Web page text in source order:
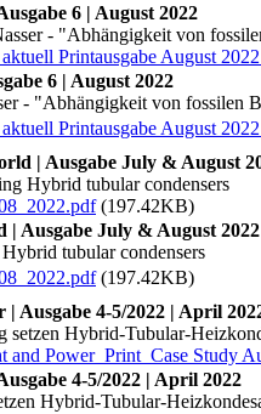
6 | August 2022
- "Abhängigkeit von
Printausgabe August
6 | August 2022
- "Abhängigkeit von fossilen
Printausgabe August
| Ausgabe July & August
Hybrid tubular condensers
(197.42KB)
| Ausgabe July & August 2022
tubular condensers
(197.42KB)
Ausgabe 4-5/2022 | April
setzen Hybrid-Tubular-
and Power_Print_Case Study
4-5/2022 | April 2022
Hybrid-Tubular-